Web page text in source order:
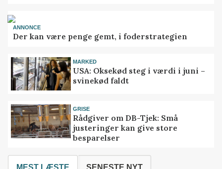
ANNONCE
Der kan være penge gemt, i foderstrategien
MARKED
USA: Oksekød steg i værdi i juni –
svinekød faldt
GRISE
Rådgiver om DB-Tjek: Små
justeringer kan give store
besparelser
MEST LÆSTE SENESTE NYT